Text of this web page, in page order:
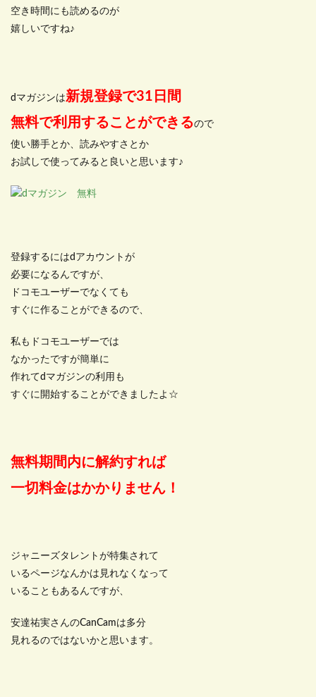
空き時間にも読めるのが
嬉しいですね♪
dマガジンは新規登録で31日間
無料で利用することができるので
使い勝手とか、読みやすさとか
お試しで使ってみると良いと思います♪
登録するにはdアカウントが
必要になるんですが、
ドコモユーザーでなくても
すぐに作ることができるので、
私もドコモユーザーでは
なかったですが簡単に
作れてdマガジンの利用も
すぐに開始することができましたよ☆
無料期間内に解約すれば
一切料金はかかりません！
ジャニーズタレントが特集されて
いるページなんかは見れなくなって
いることもあるんですが、
安達祐実さんのCanCamは多分
見れるのではないかと思います。